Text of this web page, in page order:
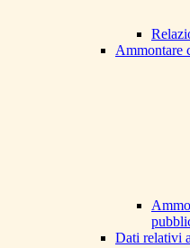
Ammontare
Dati relativi